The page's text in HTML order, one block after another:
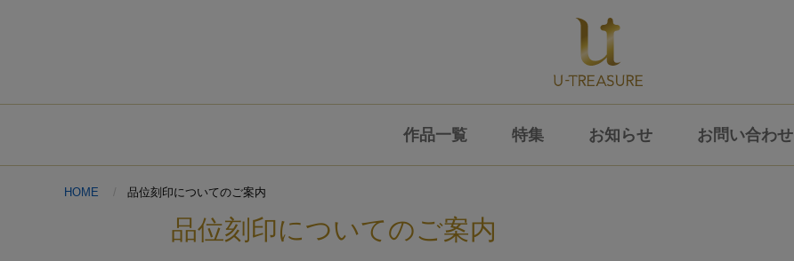
作品一覧 特集 お知らせ お問い合わせ
HOME 品位刻印についてのご案内
品位刻印についてのご案内